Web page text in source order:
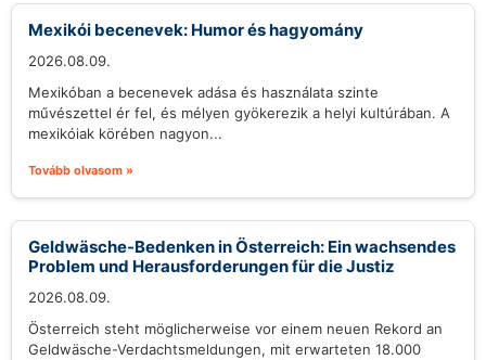
Mexikói becenevek: Humor és hagyomány
2026.08.09.
Mexikóban a becenevek adása és használata szinte
művészettel ér fel, és mélyen gyökerezik a helyi kultúrában. A
mexikóiak körében nagyon...
Tovább olvasom »
Geldwäsche-Bedenken in Österreich: Ein wachsendes
Problem und Herausforderungen für die Justiz
2026.08.09.
Österreich steht möglicherweise vor einem neuen Rekord an
Geldwäsche-Verdachtsmeldungen, mit erwarteten 18.000